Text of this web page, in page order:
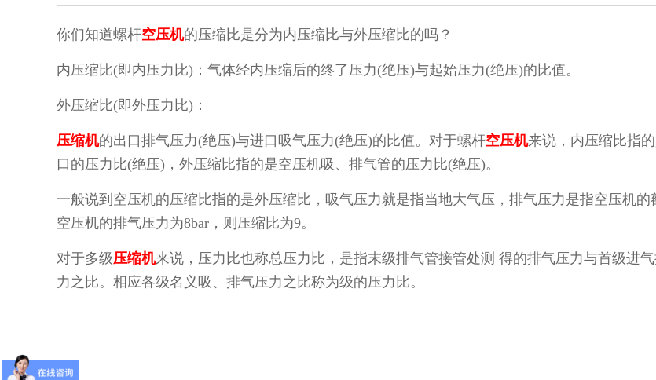
你们知道螺杆空压机的压缩比是分为内压缩比与外压缩比的吗？
内压缩比(即内压力比)：气体经内压缩后的终了压力(绝压)与起始压力(绝压)的比值。
外压缩比(即外压力比)：
压缩机的出口排气压力(绝压)与进口吸气压力(绝压)的比值。对于螺杆空压机来说，内压缩比指
口的压力比(绝压)，外压缩比指的是空压机吸、排气管的压力比(绝压)。
一般说到空压机的压缩比指的是外压缩比，吸气压力就是指当地大气压，排气压力是指空压机的
空压机的排气压力为8bar，则压缩比为9。
对于多级压缩机来说，压力比也称总压力比，是指末级排气管接管处测 得的排气压力与首级进
力之比。相应各级名义吸、排气压力之比称为级的压力比。